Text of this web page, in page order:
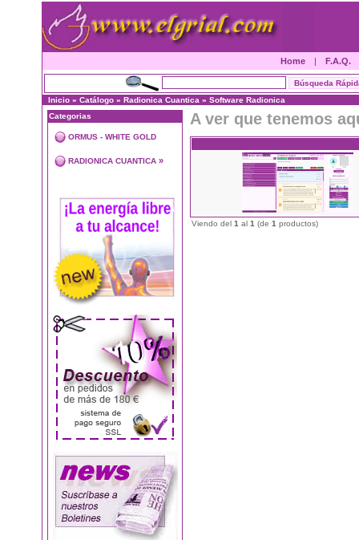
Home | F.A.Q.
Inicio » Catálogo » Radionica Cuantica » Software Radionica
Categorias
ORMUS - WHITE GOLD
RADIONICA CUANTICA »
A ver que tenemos
Viendo del 1 al 1 (de 1 productos)